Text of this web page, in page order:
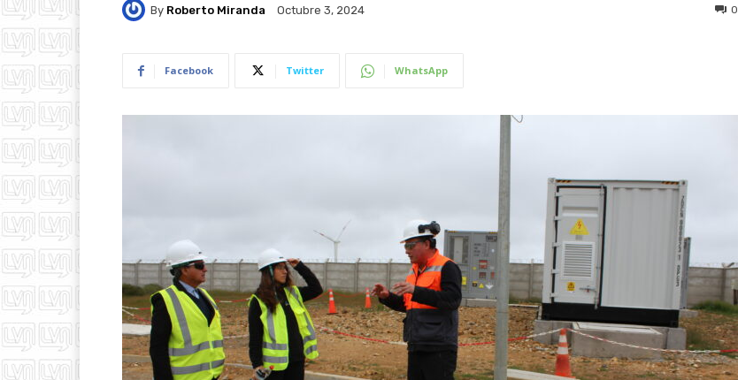
By Roberto Miranda Octubre 3, 2024 0
Facebook Twitter WhatsApp